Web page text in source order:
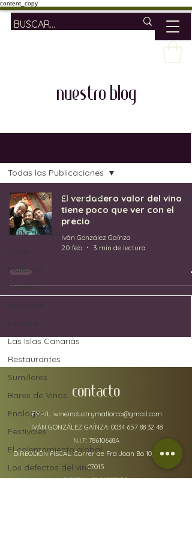
content_copy
nuestro blog
Todas las Publicaciones
Vino
Estilo de vida
Mallorca
Viñedos
Las Islas Canarias
Restaurantes
Sumilleres
Bares de Vinos
Enólogos
Festivales
El calentamiento global
Los defectos del vino
Todas las Publicaciones
El verdadero valor del vino
tiene poco que ver con el
precio
Iván González Gaínza
20 feb
3 min de lectura
CONTACTO
EMAIL: wineindustrymallorca@gmail.com
IVÁN GONZÁLEZ GAÍNZA: 0034 657 88 32 48
N.I.F: 78610668A
DIRECCIÓN FISCAL: Carrer de Fra Joan Bo 10, Gènova
07015
RGSEAA:30.015333/IB